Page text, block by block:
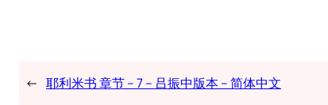
← 耶利米书 章节 – 7 – 吕振中版本 – 简体中文